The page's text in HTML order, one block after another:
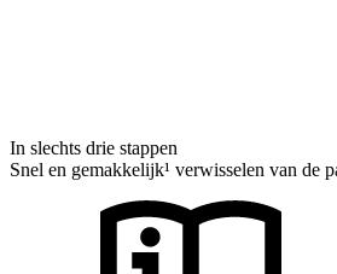
In slechts drie stappen
Snel en gemakkelijk¹ verwisselen van de